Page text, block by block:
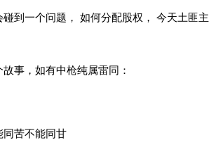
到一个问题， 如何分配股权， 今天土匪
事，如有中枪纯属雷同：
同苦不能同甘